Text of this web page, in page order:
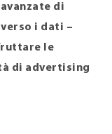
di
i dati –
le
di advertising